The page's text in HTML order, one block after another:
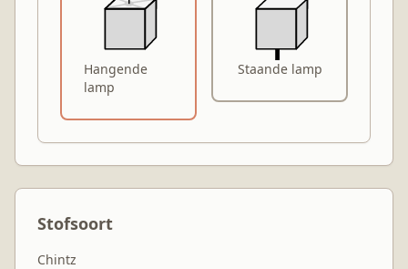
Hangende
lamp
Staande lamp
Stofsoort
Chintz